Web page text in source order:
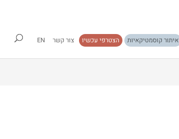
איתור קוסמטיקאיות הצטרפי עכשיו צור קשר EN